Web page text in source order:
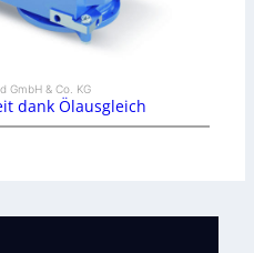
GmbH & Co. KG
dank Ölausgleich